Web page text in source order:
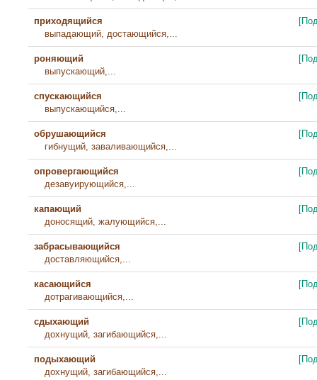
приходящийся
выпадающий, достающийся,...
роняющий
выпускающий,...
спускающийся
выпускающийся,...
обрушающийся
гибнущий, заваливающийся,...
опровергающийся
дезавуирующийся,...
капающий
доносящий, жалующийся,...
забрасывающийся
доставляющийся,...
касающийся
дотрагивающийся,...
сдыхающий
дохнущий, загибающийся,...
подыхающий
дохнущий, загибающийся,...